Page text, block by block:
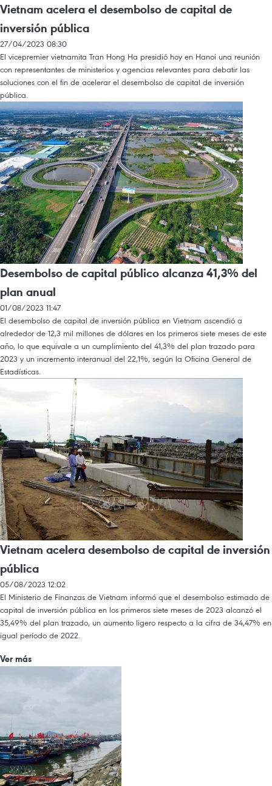
Vietnam acelera el desembolso de capital de
inversión pública
27/04/2023 08:30
El vicepremier vietnamita Tran Hong Ha presidió hoy en Hanoi una reunión
con representantes de ministerios y agencias relevantes para debatir las
soluciones con el fin de acelerar el desembolso de capital de inversión
pública.
Desembolso de capital público alcanza 41,3% del
plan anual
01/08/2023 11:47
El desembolso de capital de inversión pública en Vietnam ascendió a
alrededor de 12,3 mil millones de dólares en los primeros siete meses de este
año, lo que equivale a un cumplimiento del 41,3% del plan trazado para
2023 y un incremento interanual del 22,1%, según la Oficina General de
Estadísticas.
Vietnam acelera desembolso de capital de inversión
pública
05/08/2023 12:02
El Ministerio de Finanzas de Vietnam informó que el desembolso estimado de
capital de inversión pública en los primeros siete meses de 2023 alcanzó el
35,49% del plan trazado, un aumento ligero respecto a la cifra de 34,47% en
igual período de 2022.
Ver más